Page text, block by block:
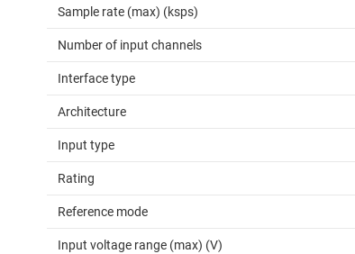
Sample rate (max) (ksps)
Number of input channels
Interface type
Architecture
Input type
Rating
Reference mode
Input voltage range (max) (V)